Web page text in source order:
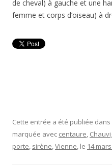
de cheval) à gauche et une
femme et corps d’oiseau) à
Cette entrée a été publiée dans
marquée avec centaure,
porte, sirène,Vienne, le 14